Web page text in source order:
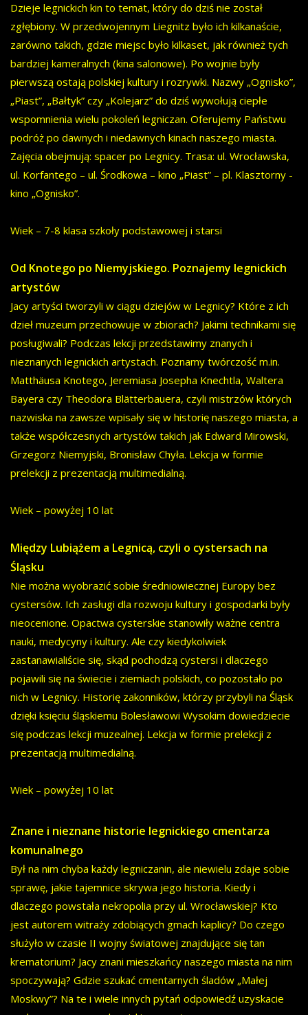
Dzieje legnickich kin to temat, który do dziś nie został
zgłębiony. W przedwojennym Liegnitz było ich kilkanaście,
zarówno takich, gdzie miejsc było kilkaset, jak również tych
bardziej kameralnych (kina salonowe). Po wojnie były
pierwszą ostają polskiej kultury i rozrywki. Nazwy „Ognisko”,
„Piast”, „Bałtyk” czy „Kolejarz” do dziś wywołują ciepłe
wspomnienia wielu pokoleń legniczan. Oferujemy Państwu
podróż po dawnych i niedawnych kinach naszego miasta.
Zajęcia obejmują: spacer po Legnicy. Trasa: ul. Wrocławska,
ul. Korfantego – ul. Środkowa – kino „Piast” – pl. Klasztorny -
kino „Ognisko”.
Wiek – 7-8 klasa szkoły podstawowej i starsi
Od Knotego po Niemyjskiego. Poznajemy legnickich
artystów
Jacy artyści tworzyli w ciągu dziejów w Legnicy? Które z ich
dzieł muzeum przechowuje w zbiorach? Jakimi technikami się
posługiwali? Podczas lekcji przedstawimy znanych i
nieznanych legnickich artystach. Poznamy twórczość m.in.
Matthäusa Knotego, Jeremiasa Josepha Knechtla, Waltera
Bayera czy Theodora Blätterbauera, czyli mistrzów których
nazwiska na zawsze wpisały się w historię naszego miasta, a
także współczesnych artystów takich jak Edward Mirowski,
Grzegorz Niemyjski, Bronisław Chyła. Lekcja w formie
prelekcji z prezentacją multimedialną.
Wiek – powyżej 10 lat
Między Lubiążem a Legnicą, czyli o cystersach na
Śląsku
Nie można wyobrazić sobie średniowiecznej Europy bez
cystersów. Ich zasługi dla rozwoju kultury i gospodarki były
nieocenione. Opactwa cysterskie stanowiły ważne centra
nauki, medycyny i kultury. Ale czy kiedykolwiek
zastanawialiście się, skąd pochodzą cystersi i dlaczego
pojawili się na świecie i ziemiach polskich, co pozostało po
nich w Legnicy. Historię zakonników, którzy przybyli na Śląsk
dzięki księciu śląskiemu Bolesławowi Wysokim dowiedziecie
się podczas lekcji muzealnej. Lekcja w formie prelekcji z
prezentacją multimedialną.
Wiek – powyżej 10 lat
Znane i nieznane historie legnickiego cmentarza
komunalnego
Był na nim chyba każdy legniczanin, ale niewielu zdaje sobie
sprawę, jakie tajemnice skrywa jego historia. Kiedy i
dlaczego powstała nekropolia przy ul. Wrocławskiej? Kto
jest autorem witraży zdobiących gmach kaplicy? Do czego
służyło w czasie II wojny światowej znajdujące się tan
krematorium? Jacy znani mieszkańcy naszego miasta na nim
spoczywają? Gdzie szukać cmentarnych śladów „Małej
Moskwy”? Na te i wiele innych pytań odpowiedź uzyskacie